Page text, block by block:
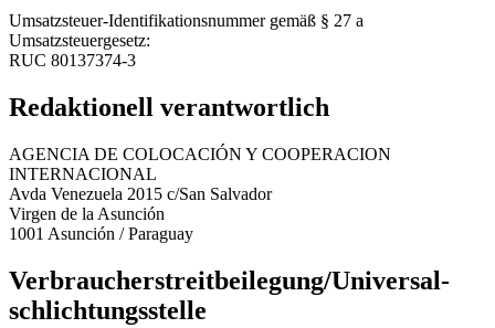
Umsatzsteuer-Identifikationsnummer gemäß § 27 a
Umsatzsteuergesetz:
RUC 80137374-3
Redaktionell verantwortlich
AGENCIA DE COLOCACIÓN Y COOPERACION
INTERNACIONAL
Avda Venezuela 2015 c/San Salvador
Virgen de la Asunción
1001 Asunción / Paraguay
Verbraucher­streit­beilegung/Universal­
schlichtungs­stelle